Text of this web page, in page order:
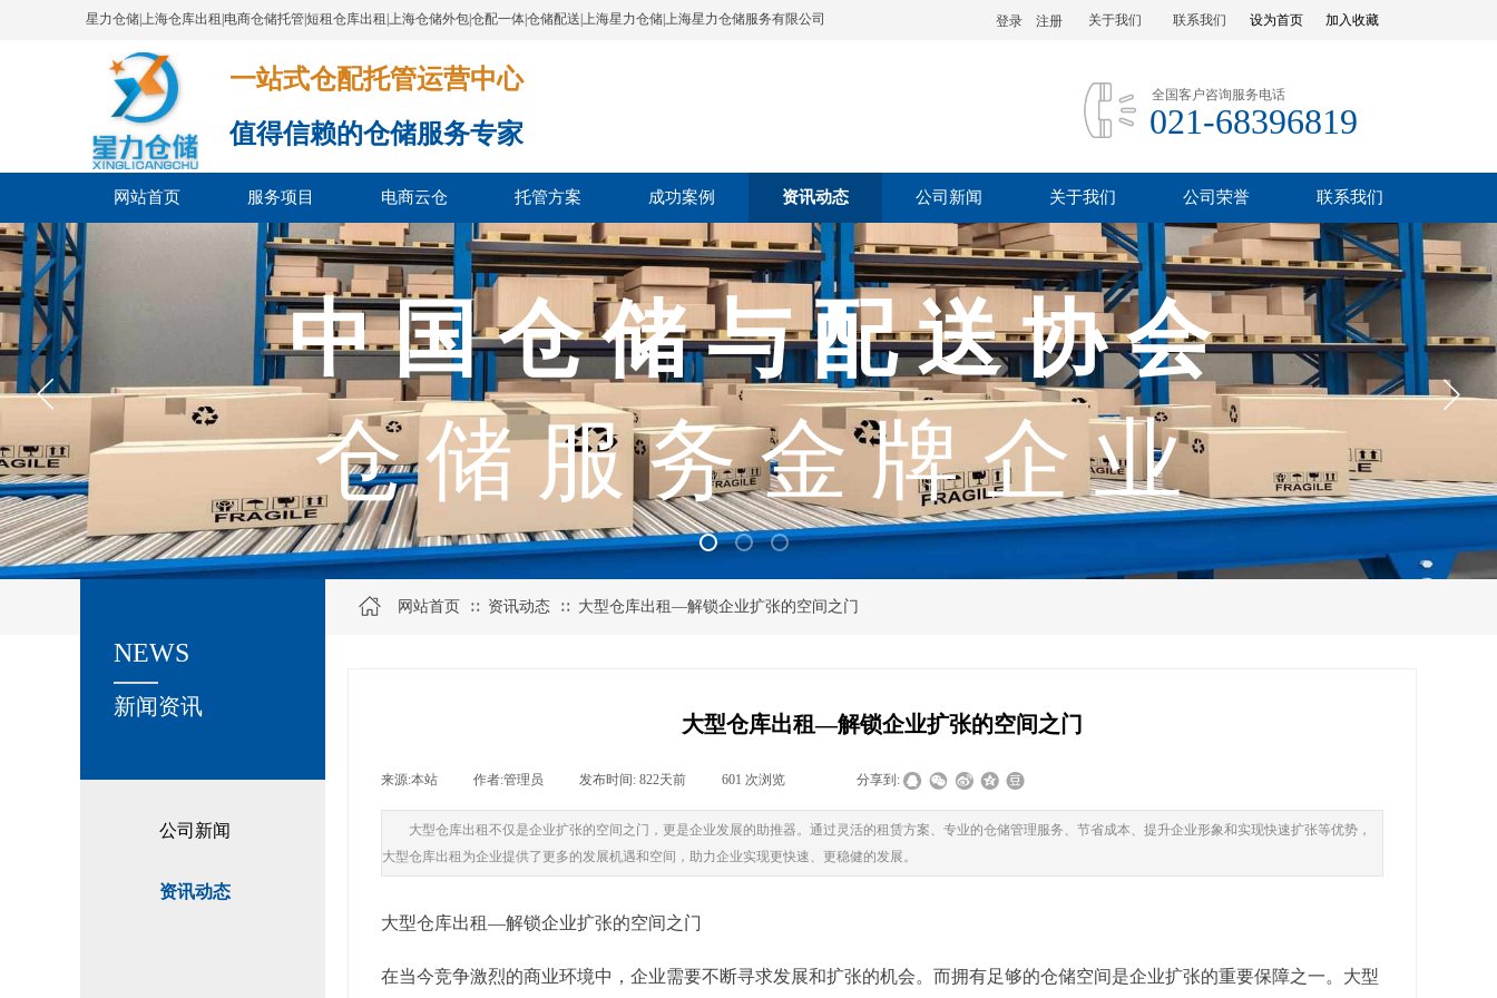
星力仓储|上海仓库出租|电商仓储托管|短租仓库出租|上海仓储外包|仓配一体|仓储配送|上海星力仓储|上海星力仓储服务有限公司 设为首页 加入收藏
登录 注册 联系我们
关于我们
一站式仓配托管运营中心​​​​​​​​​​​​​​​​​
值得信赖的仓储服务专家
全国客户咨询服务电话
021-68396819
网站首页 服务项目 电商云仓 托管方案 成功案例 资讯动态 公司新闻 关于我们 公司荣誉 联系我们
中 国 仓 储 与 配 送 协 会
仓 储 服 务 金 牌 企 业
公司新闻
资讯动态
关于我们
新闻资讯
NEWS
网站首页 ∷ 资讯动态 ∷ 大型仓库出租—解锁企业扩张的空间之门
大型仓库出租—解锁企业扩张的空间之门
来源:本站 作者:管理员 发布时间: 822天前 601 次浏览 分享到:
大型仓库出租不仅是企业扩张的空间之门，更是企业发展的助推器。通过灵活的租赁方案、专业的仓储管理服务、节省成本、提升企业形象和实现快速扩张等优势，
大型仓库出租为企业提供了更多的发展机遇和空间，助力企业实现更快速、更稳健的发展。
大型仓库出租—解锁企业扩张的空间之门
在当今竞争激烈的商业环境中，企业需要不断寻求发展和扩张的机会。而拥有足够的仓储空间是企业扩张的重要保障之一。大型